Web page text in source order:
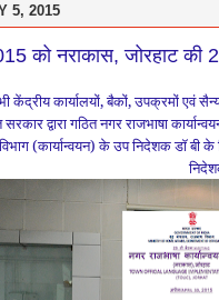
5, 2015
को नराकास, जोरहाट की
केंद्रीय कार्यालयों, बैकों, उपक्रमों एवं
द्वारा गठित नगर राजभाषा
(कार्यान्वयन)के उप निदेशकडॉ बी